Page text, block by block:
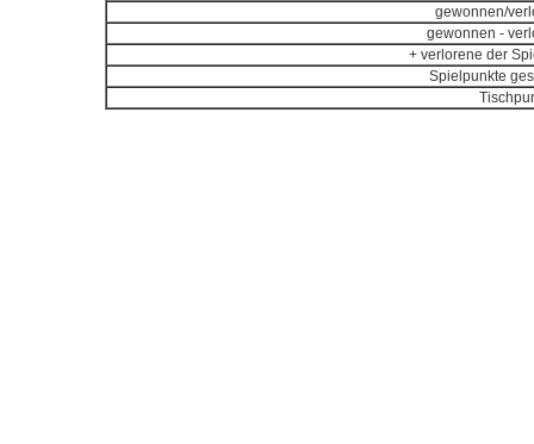
gewonnen/
gewonnen -
+ verlorene der
Spielpunkte